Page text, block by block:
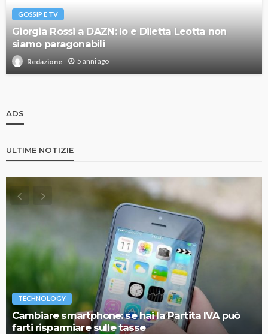
GOSSIP E TV
Giorgia Rossi a DAZN: Io e Diletta Leotta non
siamo paragonabili
Redazione 5 anni ago
ADS
ULTIME NOTIZIE
TECHNOLOGY
Cambiare smartphone: se hai la Partita IVA può
farti risparmiare sulle tasse